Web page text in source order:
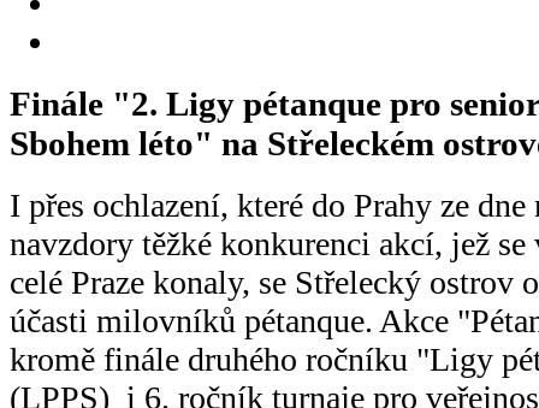
Finále "2. Ligy pétanque pro
Sbohem léto" na Střeleckém
I přes ochlazení, které do Prahy ze dne
navzdory těžké konkurenci akcí, jež
celé Praze konaly, se Střelecký ostrov
účasti milovníků pétanque. Akce
kromě finále druhého ročníku "Ligy
(LPPS) i 6. ročník turnaje pro